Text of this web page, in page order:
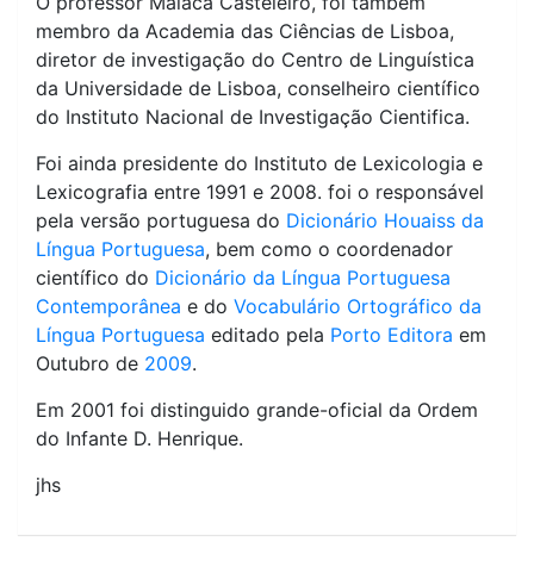
membro da Academia das Ciências de Lisboa,
diretor de investigação do Centro de Linguística
da Universidade de Lisboa, conselheiro científico
do Instituto Nacional de Investigação Cientifica.
Foi ainda presidente do Instituto de Lexicologia e
Lexicografia entre 1991 e 2008. foi o responsável
pela versão portuguesa do Dicionário Houaiss da
Língua Portuguesa, bem como o coordenador
científico do Dicionário da Língua Portuguesa
Contemporânea e do Vocabulário Ortográfico da
Língua Portuguesa editado pela Porto Editora em
Outubro de 2009.
Em 2001 foi distinguido grande-oficial da Ordem
do Infante D. Henrique.
jhs